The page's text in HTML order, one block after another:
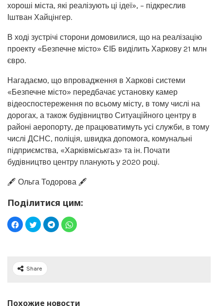
хороші міста, які реалізують ці ідеї», – підкреслив
Іштван Хайцінгер.
В ході зустрічі сторони домовилися, що на реалізацію
проекту «Безпечне місто» ЄІБ виділить Харкову 21 млн
євро.
Нагадаємо, що впровадження в Харкові системи
«Безпечне місто» передбачає установку камер
відеоспостереження по всьому місту, в тому числі на
дорогах, а також будівництво Ситуаційного центру в
районі аеропорту, де працюватимуть усі служби, в тому
числі ДСНС, поліція, швидка допомога, комунальні
підприємства, «Харківміськгаз» та ін. Почати
будівництво центру планують у 2020 році.
🖋️ Ольга Тодорова 🖋️
Поділитися цим:
Share
Похожие новости